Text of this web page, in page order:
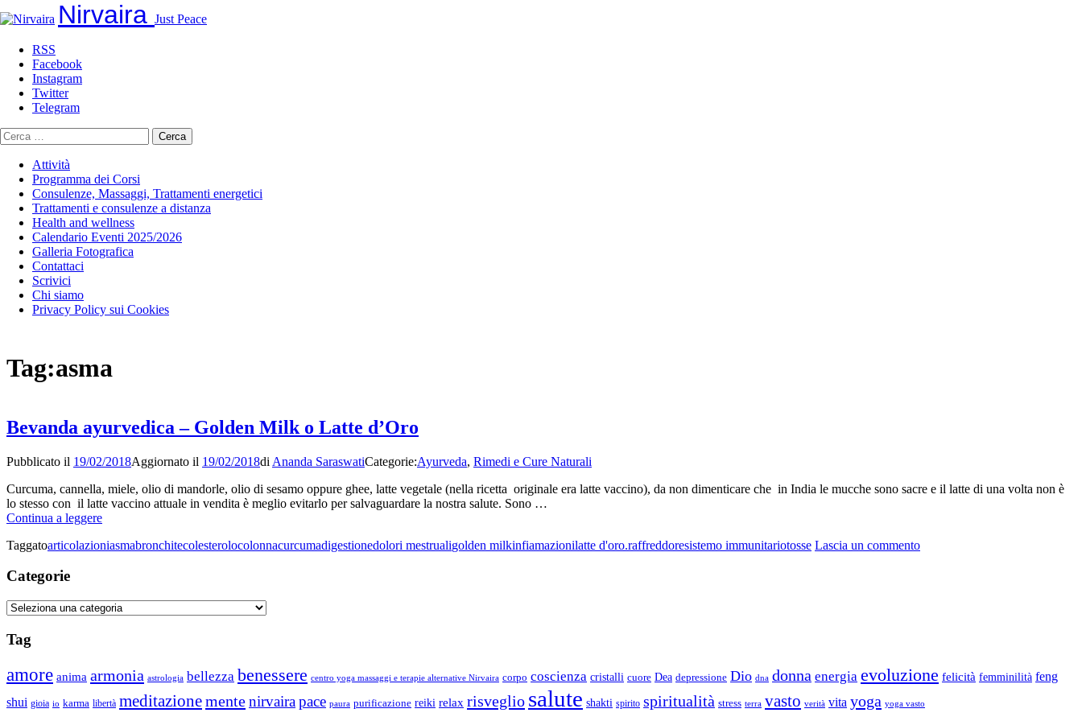
al
contenuto
Nirvaira Just Peace
RSS
Facebook
Instagram
Twitter
Telegram
Ricerca
per:
Attività
Programma dei Corsi
Consulenze, Massaggi, Trattamenti energetici
Trattamenti e consulenze a distanza
Health and wellness
Calendario Eventi 2025/2026
Galleria Fotografica
Contattaci
Scrivici
Chi siamo
Privacy Policy sui Cookies
Tag:asma
Bevanda ayurvedica – Golden Milk o Latte d’Oro
Pubblicato il 19/02/2018Aggiornato il 19/02/2018di Ananda SaraswatiCategorie:Ayurveda, Rimedi e Cure Naturali
Curcuma, cannella, miele, olio di mandorle, olio di sesamo oppure ghee, latte vegetale (nella ricetta originale era latte vaccino), da non dimenticare che in India le mucche sono sacre e il latte di una volta non è
lo stesso con il latte vaccino attuale in vendita è meglio evitarlo per salvaguardare la nostra salute. Sono …
Continua a leggereBevanda
–
Latte
d’Oro
Taggatoarticolazioniasmabronchitecolesterolocolonnacurcumadigestionedolori mestrualigolden milkinfiamazionilatte d'oro.raffreddoresistemo immunitariotosse Lascia un commentosu
Categorie
Categorie
Tag
amore anima armonia astrologia bellezza benessere centro yoga massaggi e terapie alternative Nirvaira corpo coscienza cristalli cuore Dea depressione Dio dna donna energia evoluzione felicità femminilità feng
shui gioia io karma libertà meditazionementenirvairapace paura purificazione reiki relax risveglio salute shakti spirito spiritualità stress terra vasto verità vita yoga yoga vasto